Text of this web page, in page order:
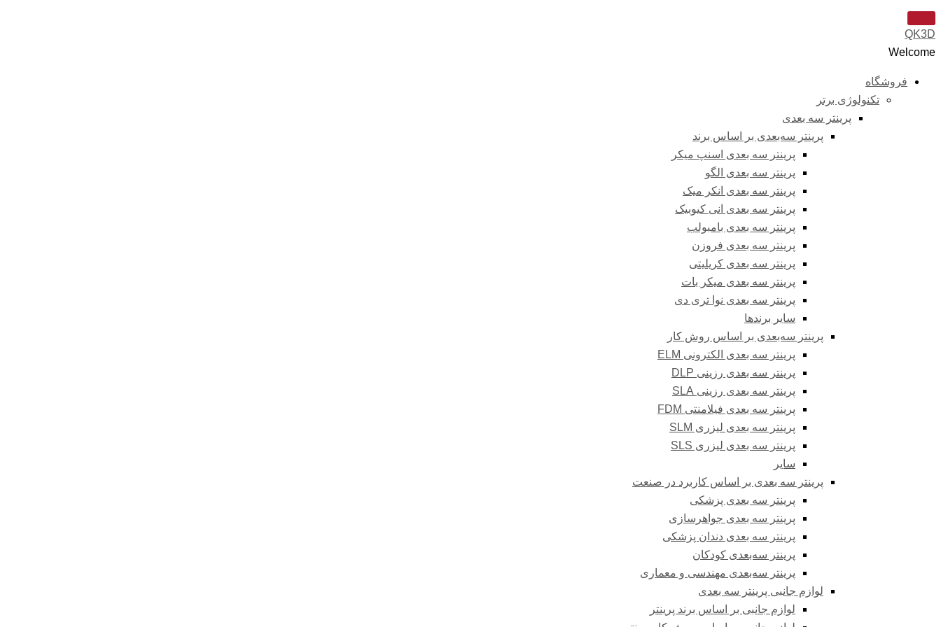
QK3D
Welcome
فروشگاه
تکنولوژی برتر
پرینتر سه‌ بعدی
پرینتر سه‌بعدی بر اساس برند
پرینتر سه بعدی اسنپ میکر
پرینتر سه بعدی الگو
پرینتر سه بعدی انکر میک
پرینتر سه بعدی انی کیوبیک
پرینتر سه بعدی بامبولب
پرینتر سه بعدی فروزن
پرینتر سه بعدی کریلیتی
پرینتر سه بعدی میکر بات
پرینتر سه بعدی نوا تری دی
سایر برندها
پرینتر سه‌بعدی بر اساس روش کار
پرینتر سه بعدی الکترونی ELM
پرینتر سه بعدی رزینی DLP
پرینتر سه بعدی رزینی SLA
پرینتر سه بعدی فیلامنتی FDM
پرینتر سه بعدی لیزری SLM
پرینتر سه بعدی لیزری SLS
سایر
پرینتر سه بعدی بر اساس کاربرد در صنعت
پرینتر سه بعدی پزشکی
پرینتر سه بعدی جواهرسازی
پرینتر سه بعدی دندان پزشکی
پرینتر سه‌بعدی کودکان
پرینتر سه‌بعدی مهندسی و معماری
لوازم جانبی پرینتر سه بعدی
لوازم جانبی بر اساس برند پرینتر